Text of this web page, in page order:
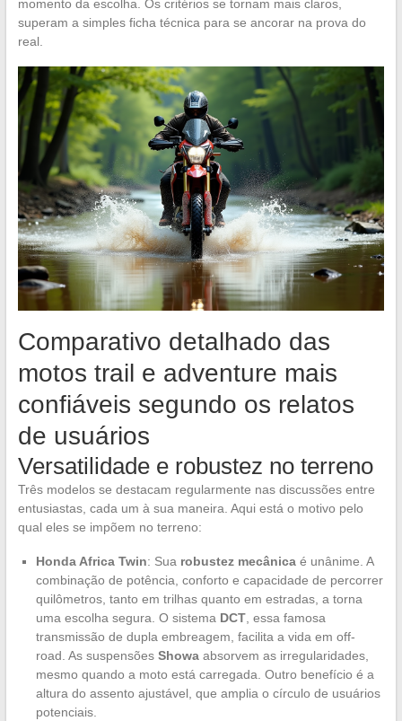
momento da escolha. Os critérios se tornam mais claros,
superam a simples ficha técnica para se ancorar na prova do
real.
Comparativo detalhado das
motos trail e adventure mais
confiáveis segundo os relatos
de usuários
Versatilidade e robustez no terreno
Três modelos se destacam regularmente nas discussões entre
entusiastas, cada um à sua maneira. Aqui está o motivo pelo
qual eles se impõem no terreno:
Honda Africa Twin: Sua robustez mecânicaé unânime. A
combinação de potência, conforto e capacidade de percorrer
quilômetros, tanto em trilhas quanto em estradas, a torna
uma escolha segura. O sistema DCT, essa famosa
transmissão de dupla embreagem, facilita a vida em off-
road. As suspensões Showaabsorvem as irregularidades,
mesmo quando a moto está carregada. Outro benefício é a
altura do assento ajustável, que amplia o círculo de usuários
potenciais.